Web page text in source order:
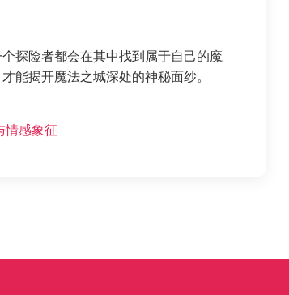
探险者都会在其中找到属于自己的魔
能揭开魔法之城深处的神秘面纱。
情感象征